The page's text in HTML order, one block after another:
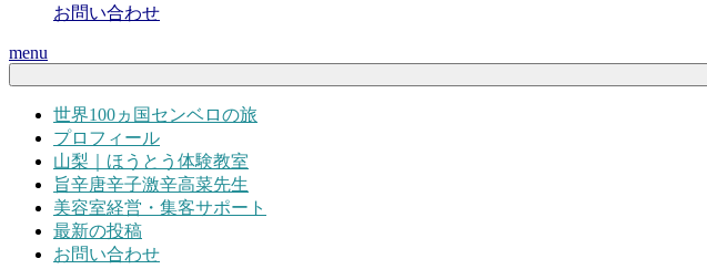
お問い合わせ
menu
世界100ヵ国センベロの旅
プロフィール
山梨｜ほうとう体験教室
旨辛唐辛子激辛高菜先生
美容室経営・集客サポート
最新の投稿
お問い合わせ